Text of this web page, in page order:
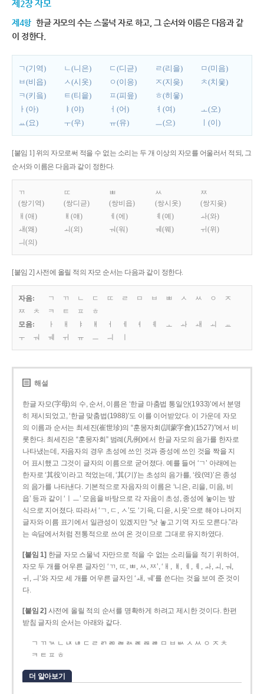
제2장 자모
제4항 한글 자모의 수는 스물넉 자로 하고, 그 순서와 이름은 다음과 같
이 정한다.
ㄱ(기역) ㄴ(니은) ㄷ(디귿) ㄹ(리을)
ㅁ(미음)
ㅂ(비읍)
ㅅ(시옷) ㅇ(이응) ㅈ(지읒)
ㅊ(치읓)
ㅋ(키읔)
ㅌ(티읕) ㅍ(피읖)
ㅎ(히읗)
ㅏ(아)
ㅑ(야) ㅓ(어) ㅕ(여)
ㅗ(오)
ㅛ(요)
ㅜ(우) ㅠ(유) ㅡ(으) ㅣ(이)
[붙임 1] 위의 자모로써 적을 수 없는 소리는 두 개 이상의 자모를 어울러서 적되, 그
순서와 이름은 다음과 같이 정한다.
ㄲ
(쌍기역)
ㄸ
(쌍디귿)
ㅃ
(쌍비읍)
ㅆ
(쌍시옷)
ㅉ
(쌍지읒)
ㅐ(애)
ㅒ(얘) ㅔ(에) ㅖ(예)
ㅘ(와)
ㅙ(왜)
ㅚ(외) ㅝ(워) ㅞ(웨)
ㅟ(위)
ㅢ(의)
[붙임 2] 사전에 올릴 적의 자모 순서는 다음과 같이 정한다.
자음: ㄱ ㄲ ㄴ ㄷ ㄸ ㄹ ㅁ ㅂ ㅃ ㅅ ㅆ ㅇ
ㅈ
ㅉ
ㅊ ㅋ ㅌ ㅍ
ㅎ
모음:
ㅏ ㅐ ㅑ ㅒ ㅓ ㅔ ㅕ ㅖ ㅗ ㅘ ㅙ ㅚ
ㅛ
ㅜ
ㅝ ㅞ ㅟ ㅠ ㅡ ㅢ
해설
한글 자모(字母)의 수, 순서, 이름은 ‘한글 마춤법 통일안(1933)’에서 분명
히 제시되었고, ‘한글 맞춤법(1988)’도 이를 이어받았다. 이 가운데 자모
의 이름과 순서는 최세진(崔世珍)의 “훈몽자회(訓蒙字會)(1527)”에서 비
롯한다. 최세진은 “훈몽자회” 범례(凡例)에서 한글 자모의 음가를 한자로
나타냈는데, 자음자의 경우 초성에 쓰인 것과 종성에 쓰인 것을 짝을 지
어 표시했고 그것이 글자의 이름으로 굳어졌다. 예를 들어 ‘ㄱ’ 아래에는
한자로 ‘其役’이라고 적었는데, ‘其(기)’는 초성의 음가를, ‘役(역)’은 종성
의 음가를 나타낸다. 기본적으로 자음자의 이름은 ‘니은, 리을, 미음, 비
읍’ 등과 같이 ‘ㅣㅡ’ 모음을 바탕으로 각 자음이 초성, 종성에 놓이는 방
식으로 지어졌다. 따라서 ‘ㄱ, ㄷ, ㅅ’도 ‘기윽, 디읃, 시읏’으로 해야 나머지
글자와 이름 표기에서 일관성이 있겠지만 “낫 놓고 기역 자도 모른다.”라
는 속담에서처럼 전통적으로 쓰여 온 것이므로 그대로 유지하였다.
[붙임 1] 한글 자모 스물넉 자만으로 적을 수 없는 소리들을 적기 위하여,
자모 두 개를 어우른 글자인 ‘ㄲ, ㄸ, ㅃ, ㅆ, ㅉ’, ‘ㅐ, ㅒ, ㅔ, ㅖ, ㅘ, ㅚ, ㅝ,
ㅟ, ㅢ’와 자모 세 개를 어우른 글자인 ‘ㅙ, ㅞ’를 쓴다는 것을 보여 준 것이
다.
[붙임 2] 사전에 올릴 적의 순서를 명확하게 하려고 제시한 것이다. 한편
받침 글자의 순서는 아래와 같다.
ㄱ ㄲ ㄳ ㄴ ㄵ ㄶ ㄷ ㄹ ㄺ ㄻ ㄼ ㄽ ㄾ ㄿ ㅀ ㅁ ㅂ ㅄ ㅅ ㅆ ㅇ ㅈ ㅊ
ㅋ ㅌ ㅍ ㅎ
더 알아보기